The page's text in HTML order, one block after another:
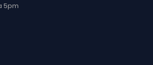
5pm